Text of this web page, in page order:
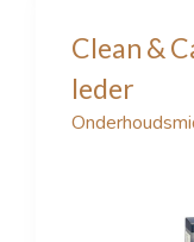
Clean &
leder